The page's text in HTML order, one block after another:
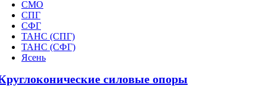
СМО
СПГ
СФГ
ТАНС (СПГ)
ТАНС (СФГ)
Ясень
силовые опоры